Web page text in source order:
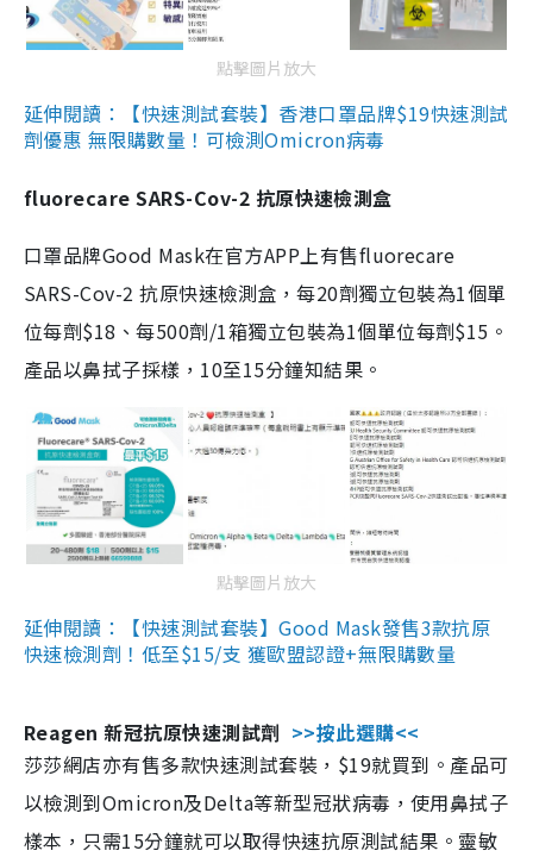
點擊圖片放大
延伸閱讀：【快速測試套裝】香港口罩品牌$19快速測試
劑優惠 無限購數量！可檢測Omicron病毒
fluorecare SARS-Cov-2 抗原快速檢測盒
口罩品牌Good Mask在官方APP上有售fluorecare
SARS-Cov-2 抗原快速檢測盒，每20劑獨立包裝為1個單
位每劑$18、每500劑/1箱獨立包裝為1個單位每劑$15。
產品以鼻拭子採樣，10至15分鐘知結果。
點擊圖片放大
延伸閱讀：【快速測試套裝】Good Mask發售3款抗原
快速檢測劑！低至$15/支 獲歐盟認證+無限購數量
Reagen 新冠抗原快速測試劑 >>按此選購<<
莎莎網店亦有售多款快速測試套裝，$19就買到。產品可
以檢測到Omicron及Delta等新型冠狀病毒，使用鼻拭子
樣本，只需15分鐘就可以取得快速抗原測試結果。靈敏